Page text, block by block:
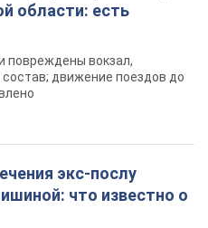
области: есть
повреждены вокзал,
движение поездов до
экс-послу
что известно о